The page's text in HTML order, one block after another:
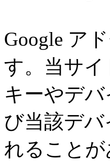
Google ア
す。当サ
キーやデ
び当該デ
れること